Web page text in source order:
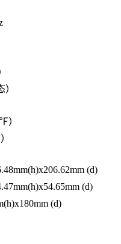
）
(d)
(d)
(d)